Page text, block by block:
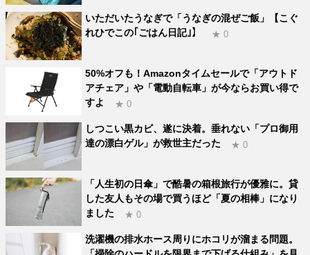
いただいたうなぎで「うなぎの混ぜご飯」【こぐ
れひでこの｢ごはん日記｣】
★ 0
50%オフも！Amazonタイムセールで「アウトド
アチェア」や「電動自転車」が今ならお買い得で
すよ
★ 0
しつこい黒カビ、遂に決着。垂れない「プロ御用
達の漂白ゲル」が救世主だった
★ 0
「人生初の日傘」で酷暑の箱根旅行が優雅に。貸
した友人もその場で買うほど「夏の相棒」になり
ました
★ 0
洗濯機の排水ホース周りにホコリが溜まる問題。